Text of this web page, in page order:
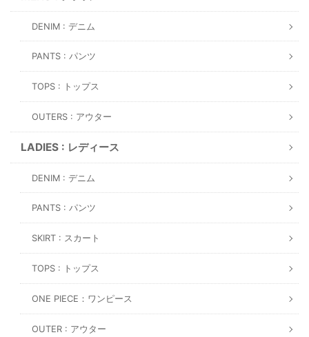
DENIM : デニム
PANTS : パンツ
TOPS : トップス
OUTERS : アウター
LADIES : レディース
DENIM : デニム
PANTS : パンツ
SKIRT : スカート
TOPS : トップス
ONE PIECE：ワンピース
OUTER : アウター